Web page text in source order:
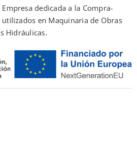
Empresa dedicada a la Compra-
en Maquinaria de Obras
Hidráulicas.